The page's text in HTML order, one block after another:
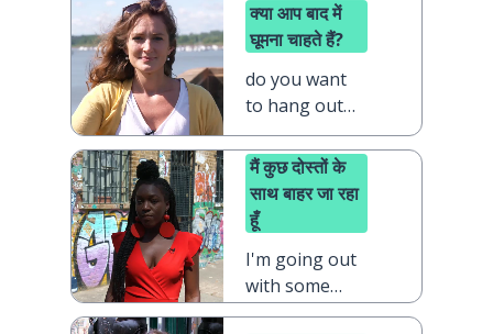
क्या आप बाद में
घूमना चाहते हैं?
do you want
to hang out
later?
मैं कुछ दोस्तों के
साथ बाहर जा रहा
हूँ
I'm going out
with some
friends